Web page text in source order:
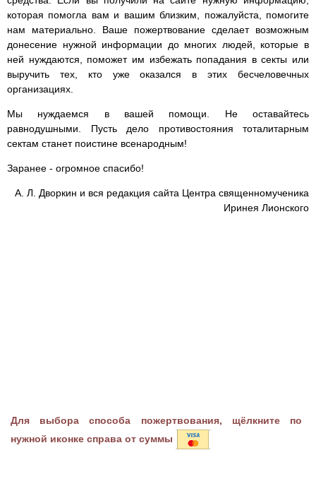
которая помогла вам и вашим близким, пожалуйста, помогите
нам материально. Ваше пожертвование сделает возможным
донесение нужной информации до многих людей, которые в
ней нуждаются, поможет им избежать попадания в секты или
выручить тех, кто уже оказался в этих бесчеловечных
организациях.
Мы нуждаемся в вашей помощи. Не оставайтесь
равнодушными. Пусть дело противостояния тоталитарным
сектам станет поистине всенародным!
Заранее - огромное спасибо!
А. Л. Дворкин и вся редакция сайта Центра священномученика
Иринея Лионского
Для выбора способа пожертвования, щёлкните по
нужной иконке справа от суммы